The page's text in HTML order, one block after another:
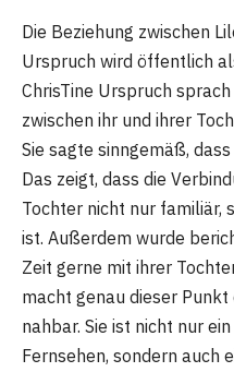
Die Beziehung zwischen
Urspruch wird öffentlich
ChrisTine Urspruch
zwischen ihr und ihrer
Sie sagte sinngemäß,
Das zeigt, dass die
Tochter nicht nur familiär,
ist. Außerdem wurde
Zeit gerne mit ihrer
macht genau dieser
nahbar. Sie ist nicht nur
Fernsehen, sondern auch